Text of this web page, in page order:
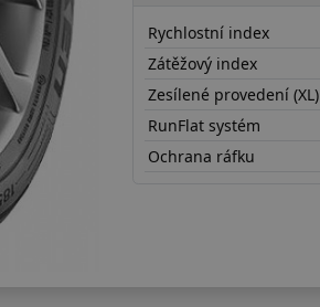
Rychlostní index
Zátěžový index
Zesílené provedení (XL)
RunFlat systém
Ochrana ráfku